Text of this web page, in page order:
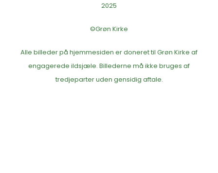
2025
©Grøn Kirke
Alle billeder på hjemmesiden er doneret til Grøn Kirke af
engagerede ildsjæle. Billederne må ikke bruges af
tredjeparter uden gensidig aftale.